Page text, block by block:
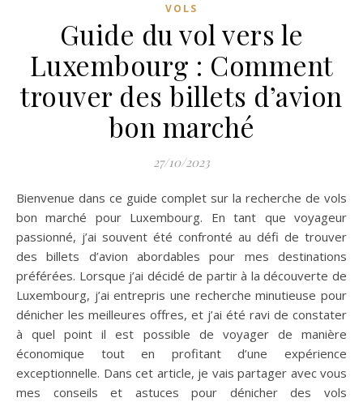
VOLS
Guide du vol vers le
Luxembourg : Comment
trouver des billets d’avion
bon marché
27/10/2023
Bienvenue dans ce guide complet sur la recherche de vols
bon marché pour Luxembourg. En tant que voyageur
passionné, j’ai souvent été confronté au défi de trouver
des billets d’avion abordables pour mes destinations
préférées. Lorsque j’ai décidé de partir à la découverte de
Luxembourg, j’ai entrepris une recherche minutieuse pour
dénicher les meilleures offres, et j’ai été ravi de constater
à quel point il est possible de voyager de manière
économique tout en profitant d’une expérience
exceptionnelle. Dans cet article, je vais partager avec vous
mes conseils et astuces pour dénicher des vols